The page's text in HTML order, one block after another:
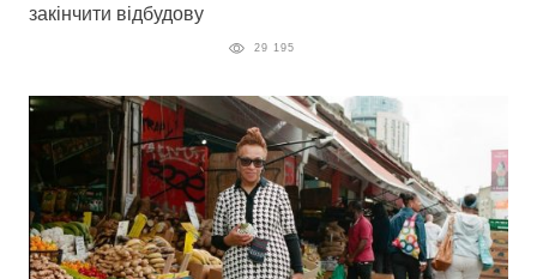
закінчити відбудову
29 195